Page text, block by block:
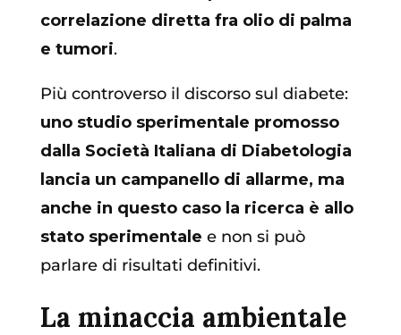
correlazione diretta fra olio di palma
e tumori.
Più controverso il discorso sul diabete:
uno studio sperimentale promosso
dalla Società Italiana di Diabetologia
lancia un campanello di allarme, ma
anche in questo caso la ricerca è allo
stato sperimentale e non si può
parlare di risultati definitivi.
La minaccia ambientale